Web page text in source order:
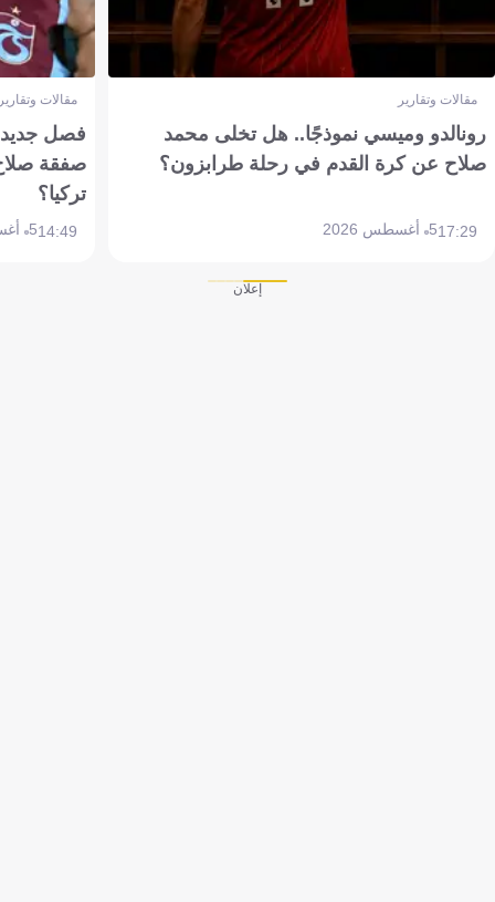
مقالات وتقارير
رونالدو وميسي نموذجًا.. هل تخلى محمد
صلاح عن كرة القدم في رحلة طرابزون؟
17:295 أغسطس 2026
مقالات
فصل جديد
صفقة
تركيا؟
14:495 أغسطس 2026
إعلان